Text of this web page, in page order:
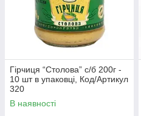
Гірчиця “Столова” с/б 200г -
10 шт в упаковці, Код/Артикул
320
В наявності